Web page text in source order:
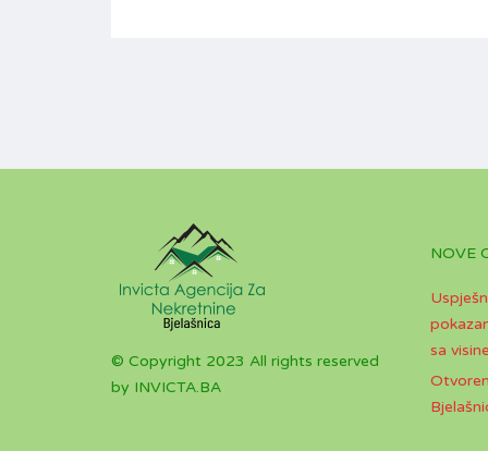
© Copyright 2023 All rights reserved
by INVICTA.BA
NOVE
sa